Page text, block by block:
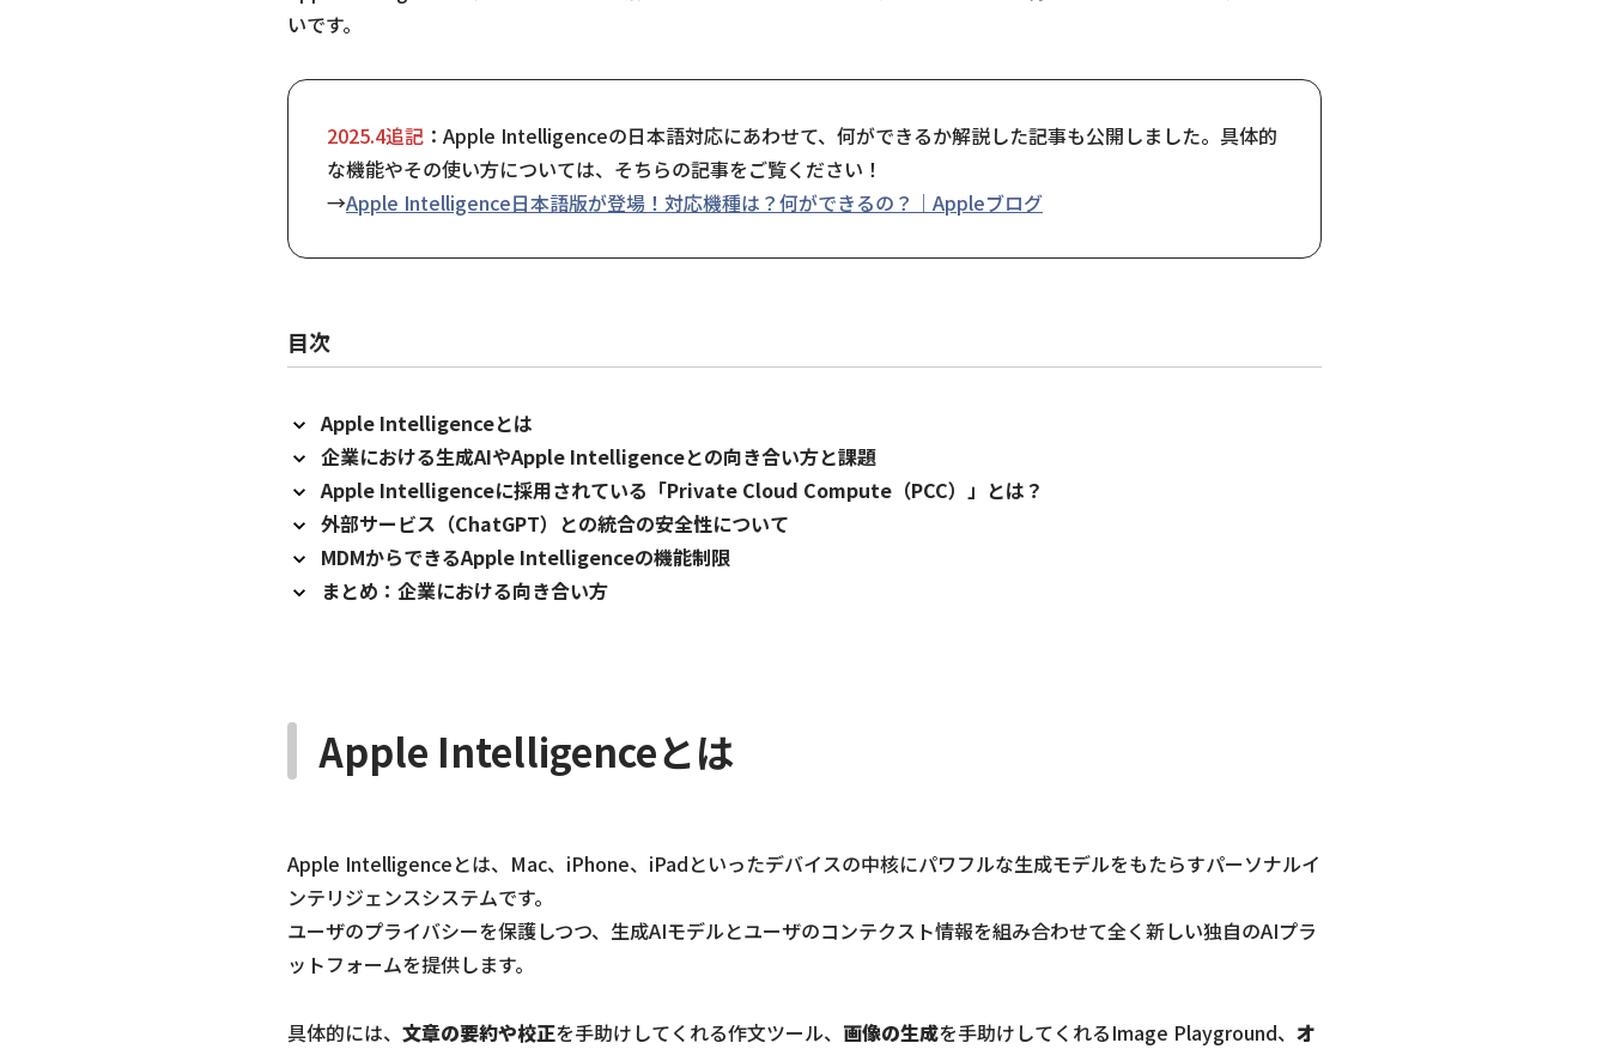
いです。
2025.4追記 ： Apple Intelligenceの日本語対応にあわせて、何ができるか解説した記事も公開しました。 具体的
な機能やその使い方については、そちらの記事をご覧ください！
→Apple Intelligence日本語版が登場！対応機種は？何ができるの？｜Appleブログ
目次
Apple Intelligenceとは
企業における生成AIやApple Intelligenceとの向き合い方と課題
Apple Intelligenceに採用されている「Private Cloud Compute（PCC）」とは？
外部サービス（ChatGPT）との統合の安全性について
MDMからできるApple Intelligenceの機能制限
まとめ：企業における向き合い方
Apple Intelligenceとは
Apple Intelligenceとは、Mac、iPhone、iPadといったデバイスの中核にパワフルな生成モデルをもたらすパーソナルイ
ンテリジェンスシステムです。
ユーザのプライバシーを保護しつつ、生成AIモデルとユーザのコンテクスト情報を組み合わせて全く新しい独自のAIプラ
ットフォームを提供します。
具体的には、 文章の要約や校正を手助けしてくれる作文ツール、 画像の生成を手助けしてくれるImage Playground、 オ